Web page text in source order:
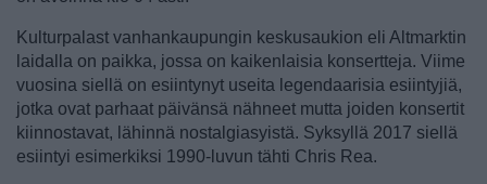
Kulturpalast vanhankaupungin keskusaukion eli Altmarktin
laidalla on paikka, jossa on kaikenlaisia konsertteja. Viime
vuosina siellä on esiintynyt useita legendaarisia esiintyjiä,
jotka ovat parhaat päivänsä nähneet mutta joiden konsertit
kiinnostavat, lähinnä nostalgiasyistä. Syksyllä 2017 siellä
esiintyi esimerkiksi 1990-luvun tähti Chris Rea.